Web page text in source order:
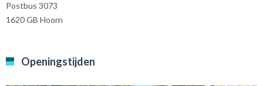
Postbus 3073
1620 GB Hoorn
Openingstijden